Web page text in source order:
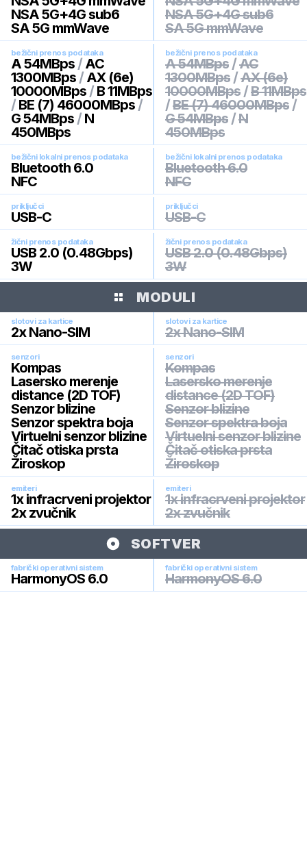
NSA 5G+4G sub6
SA 5G mmWave
NSA 5G+4G sub6
SA 5G mmWave
bežični prenos podataka
A 54MBps / AC
1300MBps / AX (6e)
10000MBps / B 11MBps
/ BE (7) 46000MBps /
G 54MBps / N
450MBps
bežični prenos podataka
A 54MBps /AC
1300MBps /AX (6e)
10000MBps /B 11MBps
/BE (7) 46000MBps /
G 54MBps /N
450MBps
bežični lokalni prenos podataka
Bluetooth 6.0
NFC
bežični lokalni prenos podataka
Bluetooth 6.0
NFC
priključci
USB-C
priključci
USB-C
žični prenos podataka
USB 2.0 (0.48Gbps)
3W
žični prenos podataka
USB 2.0 (0.48Gbps)
3W
MODULI
slotovi za kartice
2x Nano-SIM
slotovi za kartice
2x Nano-SIM
senzori
Kompas
Lasersko merenje
distance (2D TOF)
Senzor blizine
Senzor spektra boja
Virtuelni senzor blizine
Čitač otiska prsta
Žiroskop
senzori
Kompas
Lasersko merenje
distance (2D TOF)
Senzor blizine
Senzor spektra boja
Virtuelni senzor blizine
Čitač otiska prsta
Žiroskop
emiteri
1x infracrveni projektor
2x zvučnik
emiteri
1x infracrveni projektor
2x zvučnik
SOFTVER
fabrički operativni sistem
HarmonyOS 6.0
fabrički operativni sistem
HarmonyOS 6.0